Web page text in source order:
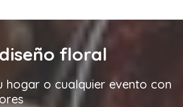
floral
hogar o cualquier evento con